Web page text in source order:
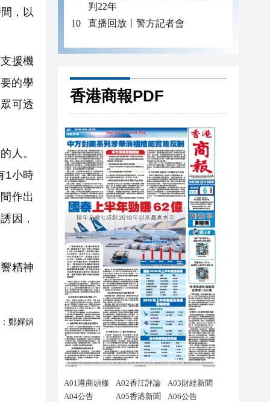
，以
援機
的學
可透
人。
1小時
作出
因，
精神
鄭嬋娟
判22年
直播回放丨警方記者會
香港商報PDF